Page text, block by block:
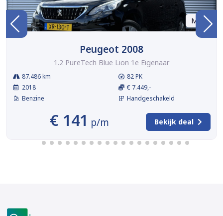
Marge
Peugeot 2008
1.2 PureTech Blue Lion 1e Eigenaar
87.486 km
2018
Benzine
82 PK
€ 7.449,-
Handgeschakeld
€ 141 p/m Bekijk deal